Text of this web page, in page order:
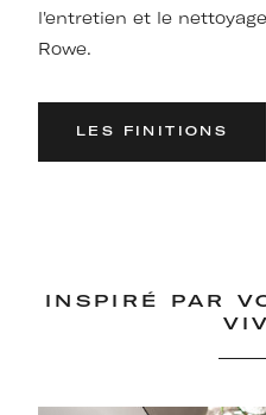
l'entretien et le
Rowe.
LES FINITIONS
INSPIRÉ PAR